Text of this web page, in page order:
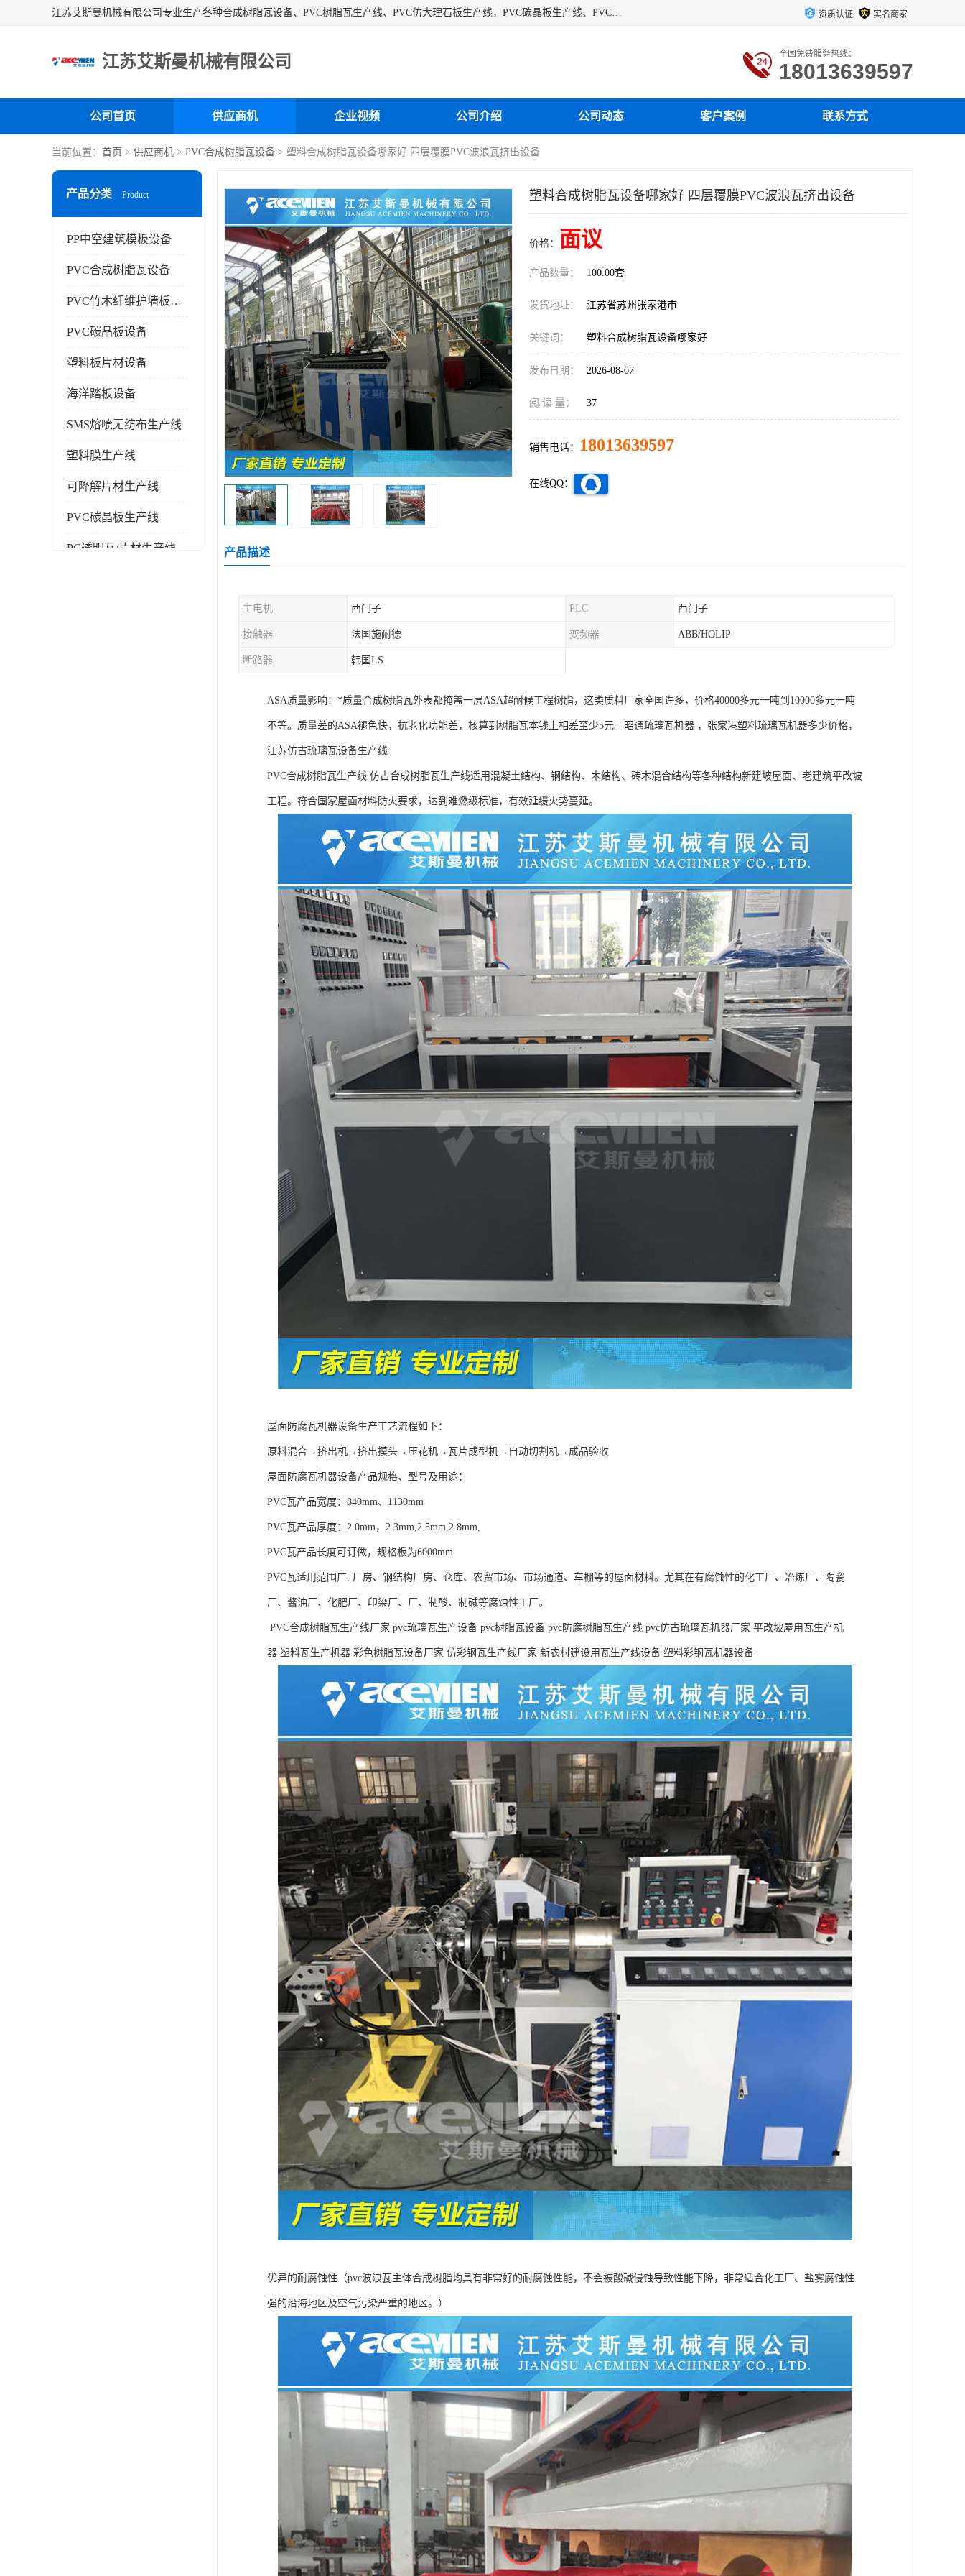
江苏艾斯曼机械有限公司专业生产各种合成树脂瓦设备、PVC树脂瓦生产线、PVC仿大理石板生产线，PVC碳晶板生产线、PVC护墙板生产线，PVC格栅板生产线、PVC扣板生产线、塑料建筑模板生产线。操作方便，性能稳定，价格合理，质量保障。 资质认证 实名商家
江苏艾斯曼机械有限公司 全国免费服务热线：
18013639597
公司首页 供应商机 企业视频 公司介绍 公司动态 客户案例 联系方式
当前位置： 首页 > 供应商机 > PVC合成树脂瓦设备 > 塑料合成树脂瓦设备哪家好 四层覆膜PVC波浪瓦挤出设备
产品分类 Product
PP中空建筑模板设备
PVC合成树脂瓦设备
PVC竹木纤维护墙板设备
PVC碳晶板设备
塑料板片材设备
海洋踏板设备
SMS熔喷无纺布生产线
塑料膜生产线
可降解片材生产线
PVC碳晶板生产线
PC透明瓦/片材生产线
塑料合成树脂瓦设备哪家好 四层覆膜PVC波浪瓦挤出设备
价格： 面议
产品数量： 100.00套
发货地址： 江苏省苏州张家港市
关键词： 塑料合成树脂瓦设备哪家好
发布日期： 2026-08-07
阅 读 量： 37
销售电话： 18013639597
在线QQ：
产品描述
主电机 西门子 PLC 西门子
接触器 法国施耐德 变频器 ABB/HOLIP
断路器 韩国LS
ASA质量影响：*质量合成树脂瓦外表都掩盖一层ASA超耐候工程树脂，这类质料厂家全国许多，价格40000多元一吨到10000多元一吨
不等。质量差的ASA褪色快，抗老化功能差，核算到树脂瓦本钱上相差至少5元。昭通琉璃瓦机器 ，张家港塑料琉璃瓦机器多少价格，
江苏仿古琉璃瓦设备生产线
PVC合成树脂瓦生产线 仿古合成树脂瓦生产线适用混凝土结构、钢结构、木结构、砖木混合结构等各种结构新建坡屋面、老建筑平改坡
工程。符合国家屋面材料防火要求，达到难燃级标准，有效延缓火势蔓延。
屋面防腐瓦机器设备生产工艺流程如下：
原料混合→挤出机→挤出摸头→压花机→瓦片成型机→自动切割机→成品验收
屋面防腐瓦机器设备产品规格、型号及用途：
PVC瓦产品宽度：840mm、1130mm
PVC瓦产品厚度：2.0mm，2.3mm,2.5mm,2.8mm,
PVC瓦产品长度可订做，规格板为6000mm
PVC瓦适用范围广: 厂房、钢结构厂房、仓库、农贸市场、市场通道、车棚等的屋面材料。尤其在有腐蚀性的化工厂、冶炼厂、陶瓷
厂、酱油厂、化肥厂、印染厂、厂、制酸、制碱等腐蚀性工厂。
PVC合成树脂瓦生产线厂家 pvc琉璃瓦生产设备 pvc树脂瓦设备 pvc防腐树脂瓦生产线 pvc仿古琉璃瓦机器厂家 平改坡屋用瓦生产机
器 塑料瓦生产机器 彩色树脂瓦设备厂家 仿彩钢瓦生产线厂家 新农村建设用瓦生产线设备 塑料彩钢瓦机器设备
优异的耐腐蚀性（pvc波浪瓦主体合成树脂均具有非常好的耐腐蚀性能，不会被酸碱侵蚀导致性能下降，非常适合化工厂、盐雾腐蚀性
强的沿海地区及空气污染严重的地区。）